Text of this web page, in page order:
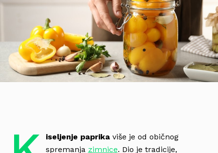
iseljenje paprikaviše je od običnog
spremanja zimnice. Dio je tradicije,